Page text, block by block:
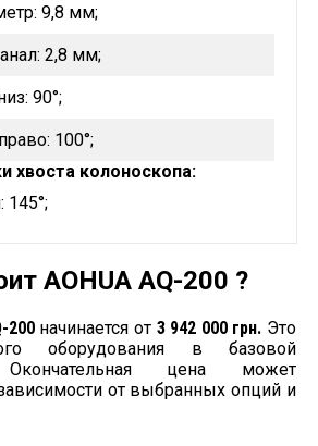
9,8 мм;
2,8 мм;
90°;
100°;
хвоста колоноскопа:
145°;
1650 мм;
12,8 мм;
3,7 мм;
180°;
AOHUA AQ-200 ?
200начинается от 3 942 000 грн. Это
оборудования в базовой
Окончательная цена может
от выбранных опций и